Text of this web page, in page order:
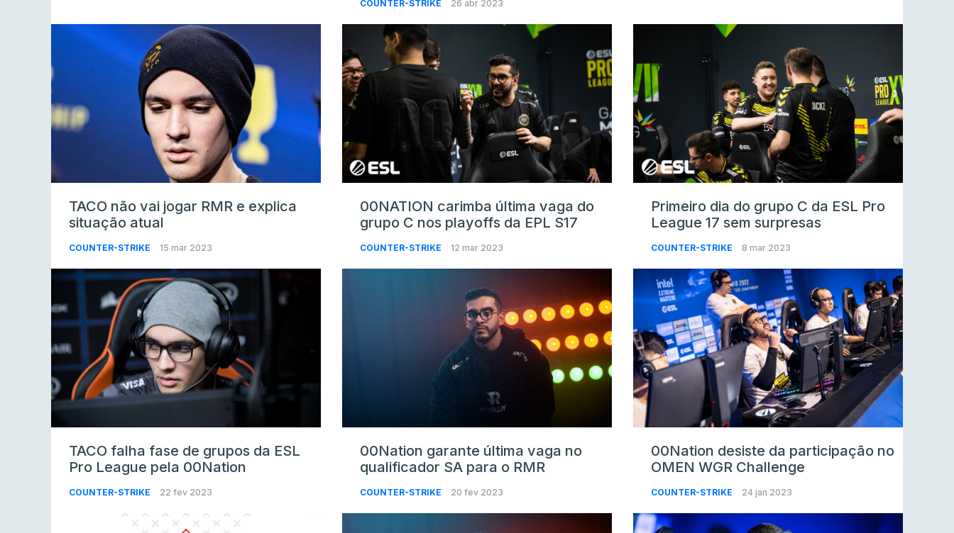
COUNTER-STRIKE 26 abr 2023
TACO não vai jogar RMR e explica
situação atual
COUNTER-STRIKE 15 mar 2023
00NATION carimba última vaga do
grupo C nos playoffs da EPL S17
COUNTER-STRIKE 12 mar 2023
Primeiro dia do grupo C da ESL Pro
League 17 sem surpresas
COUNTER-STRIKE 8 mar 2023
TACO falha fase de grupos da ESL
Pro League pela 00Nation
COUNTER-STRIKE 22 fev 2023
00Nation garante última vaga no
qualificador SA para o RMR
COUNTER-STRIKE 20 fev 2023
00Nation desiste da participação no
OMEN WGR Challenge
COUNTER-STRIKE 24 jan 2023